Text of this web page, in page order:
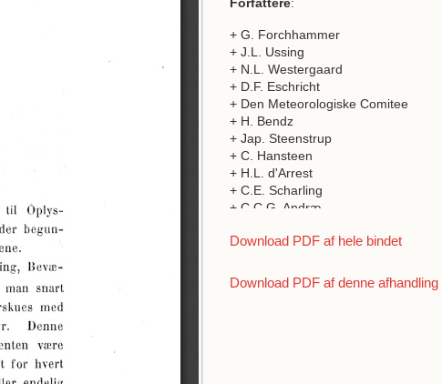
+ G. Forchhammer
+ J.L. Ussing
+ N.L. Westergaard
+ D.F. Eschricht
+ Den Meteorologiske Comitee
+ H. Bendz
+ Jap. Steenstrup
+ C. Hansteen
+ H.L. d'Arrest
+ C.E. Scharling
+ C.C.G. Andræ
+ H.R. Göppert
Download PDF af hele bindet
Download PDF af denne afhandling